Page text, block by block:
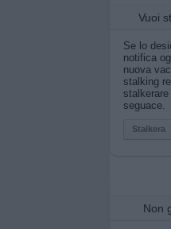
Vuoi
Se lo
notifica
nuova
stalking
seguace.
Stalkera
Non